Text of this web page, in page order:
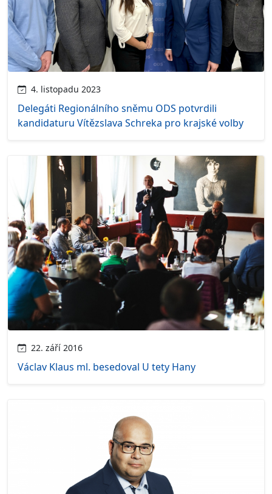
4. listopadu 2023
Delegáti Regionálního sněmu ODS potvrdili
kandidaturu Vítězslava Schreka pro krajské volby
22. září 2016
Václav Klaus ml. besedoval U tety Hany